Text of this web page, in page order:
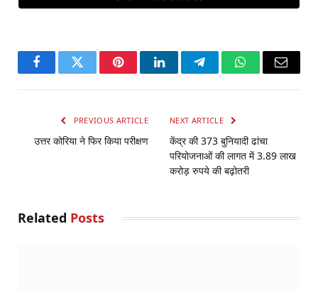
FacebookTwitter PinterestLinkedInTelegramWhatsApp
Email
PREVIOUS ARTICLE
उत्तर कोरिया ने फिर किया परीक्षण
NEXT ARTICLE
केंद्र की 373 बुनियादी ढांचा
परियोजनाओं की लागत में 3.89 लाख
करोड़ रुपये की बढ़ोतरी
Related Posts